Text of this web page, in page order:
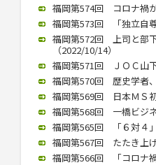
福岡第574回 コロナ禍
福岡第573回 「独立自
福岡第572回 上司と部
（2022/10/14）
福岡第571回 ＪＯＣ山
福岡第570回 歴史学者
福岡第569回 日本ＭＳ
福岡第568回 一橋ビジ
福岡第565回 「６対４
福岡第567回 たたき上
福岡第566回 「コロナ